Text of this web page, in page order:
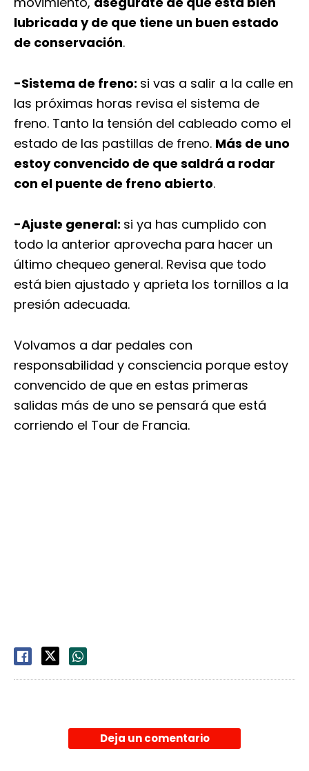
lubricada y de que tiene un buen estado
de conservación.
-Sistema de freno: si vas a salir a la calle en
las próximas horas revisa el sistema de
freno. Tanto la tensión del cableado como el
estado de las pastillas de freno. Más de uno
estoy convencido de que saldrá a rodar
con el puente de freno abierto.
-Ajuste general: si ya has cumplido con
todo la anterior aprovecha para hacer un
último chequeo general. Revisa que todo
está bien ajustado y aprieta los tornillos a la
presión adecuada.
Volvamos a dar pedales con
responsabilidad y consciencia porque estoy
convencido de que en estas primeras
salidas más de uno se pensará que está
corriendo el Tour de Francia.
Deja un comentario